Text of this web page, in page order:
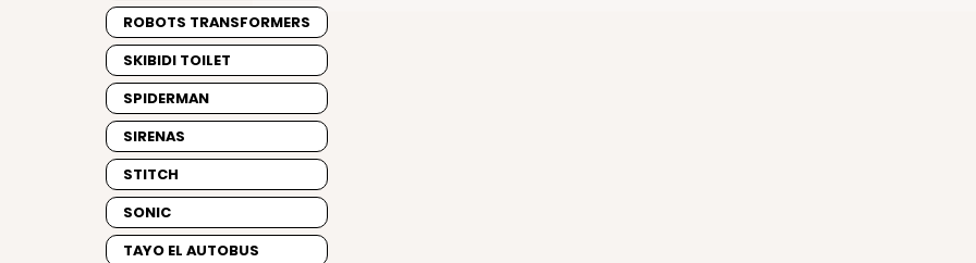
ROBOTS TRANSFORMERS
SKIBIDI TOILET
SPIDERMAN
SIRENAS
STITCH
SONIC
TAYO EL AUTOBUS